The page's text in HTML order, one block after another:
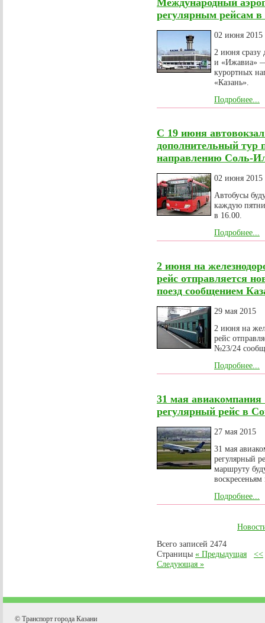
Международный
регулярным рейсам в
02 июня 2015
2 июня сразу
и «Ижавиа»
курортных
«Казань».
Подробнее...
С 19 июня
дополнительный тур
направлению Соль-
02 июня 2015
Автобусы
каждую
в 16.00.
Подробнее...
2 июня на
рейс отправляется
поезд сообщением
29 мая 2015
2 июня на
рейс
№23/24
Подробнее...
31 мая
регулярный рейс в
27 мая 2015
31 мая
регулярный
маршруту
Подробнее...
Всего записей 2474
Страницы « Предыдущая
<<
Следующая »
© Транспорт города Казани